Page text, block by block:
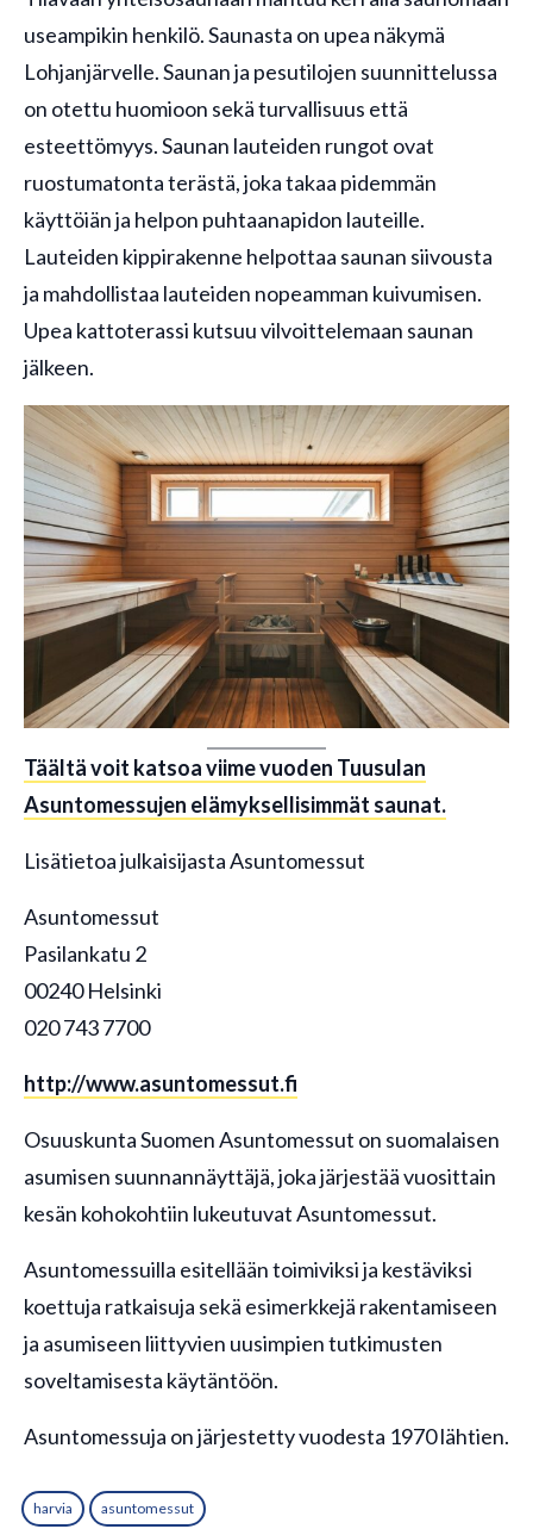
useampikin henkilö. Saunasta on upea näkymä
Lohjanjärvelle. Saunan ja pesutilojen suunnittelussa
on otettu huomioon sekä turvallisuus että
esteettömyys. Saunan lauteiden rungot ovat
ruostumatonta terästä, joka takaa pidemmän
käyttöiän ja helpon puhtaanapidon lauteille.
Lauteiden kippirakenne helpottaa saunan siivousta
ja mahdollistaa lauteiden nopeamman kuivumisen.
Upea kattoterassi kutsuu vilvoittelemaan saunan
jälkeen.
Täältä voit katsoa viime vuoden Tuusulan
Asuntomessujen elämyksellisimmät saunat.
Lisätietoa julkaisijasta Asuntomessut
Asuntomessut
Pasilankatu 2
00240 Helsinki
020 743 7700
http://www.asuntomessut.fi
Osuuskunta Suomen Asuntomessut on suomalaisen
asumisen suunnannäyttäjä, joka järjestää vuosittain
kesän kohokohtiin lukeutuvat Asuntomessut.
Asuntomessuilla esitellään toimiviksi ja kestäviksi
koettuja ratkaisuja sekä esimerkkejä rakentamiseen
ja asumiseen liittyvien uusimpien tutkimusten
soveltamisesta käytäntöön.
Asuntomessuja on järjestetty vuodesta 1970 lähtien.
harvia asuntomessut